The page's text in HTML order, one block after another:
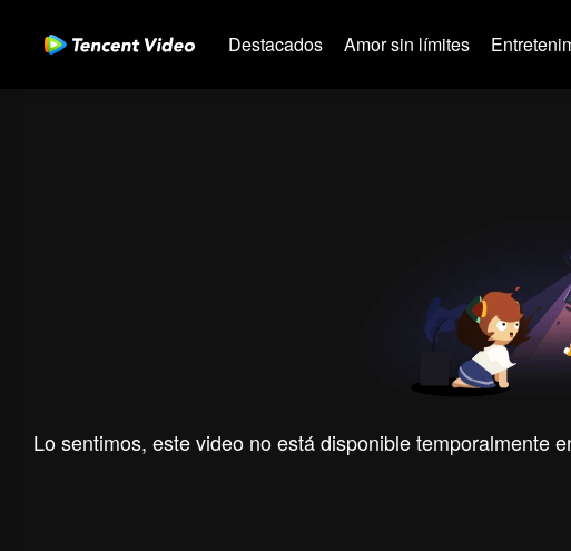
Destacados Amor sin límites
Lo sentimos, este video no está disponible temporalmente